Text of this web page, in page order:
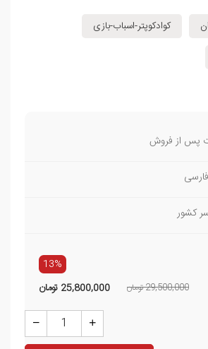
کوادکوپتر-اسباب-بازی
کشور
13%
29,500,000 تومان 25,800,000 تومان